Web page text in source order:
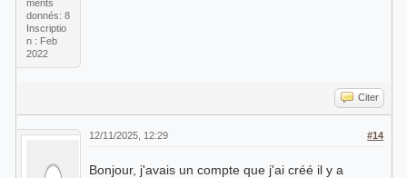
ments
donnés: 8
Inscriptio
n : Feb
2022
Citer
#14
12/11/2025, 12:29
Bonjour, j'avais un compte que j'ai créé il y a